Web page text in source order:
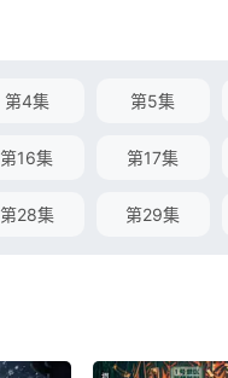
第4集 第5集
第16集 第17集
第28集 第29集